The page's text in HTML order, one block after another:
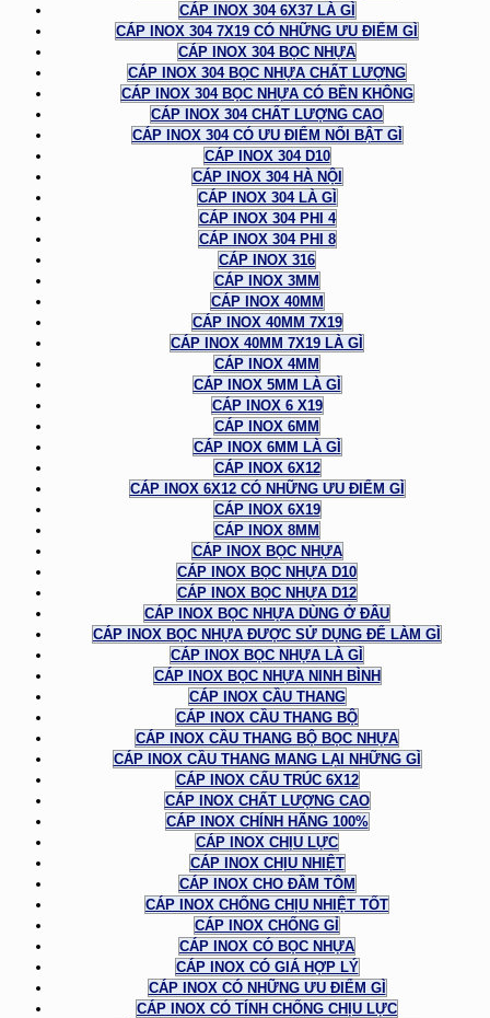
CÁP INOX 304 6X37 LÀ GÌ
CÁP INOX 304 7X19 CÓ NHỮNG ƯU ĐIỂM GÌ
CÁP INOX 304 BỌC NHỰA
CÁP INOX 304 BỌC NHỰA CHẤT LƯỢNG
CÁP INOX 304 BỌC NHỰA CÓ BỀN KHÔNG
CÁP INOX 304 CHẤT LƯỢNG CAO
CÁP INOX 304 CÓ ƯU ĐIỂM NỔI BẬT GÌ
CÁP INOX 304 D10
CÁP INOX 304 HÀ NỘI
CÁP INOX 304 LÀ GÌ
CÁP INOX 304 PHI 4
CÁP INOX 304 PHI 8
CÁP INOX 316
CÁP INOX 3MM
CÁP INOX 40MM
CÁP INOX 40MM 7X19
CÁP INOX 40MM 7X19 LÀ GÌ
CÁP INOX 4MM
CÁP INOX 5MM LÀ GÌ
CÁP INOX 6 X19
CÁP INOX 6MM
CÁP INOX 6MM LÀ GÌ
CÁP INOX 6X12
CÁP INOX 6X12 CÓ NHỮNG ƯU ĐIỂM GÌ
CÁP INOX 6X19
CÁP INOX 8MM
CÁP INOX BỌC NHỰA
CÁP INOX BỌC NHỰA D10
CÁP INOX BỌC NHỰA D12
CÁP INOX BỌC NHỰA DÙNG Ở ĐÂU
CÁP INOX BỌC NHỰA ĐƯỢC SỬ DỤNG ĐỂ LÀM GÌ
CÁP INOX BỌC NHỰA LÀ GÌ
CÁP INOX BỌC NHỰA NINH BÌNH
CÁP INOX CẦU THANG
CÁP INOX CẦU THANG BỘ
CÁP INOX CẦU THANG BỘ BỌC NHỰA
CÁP INOX CẦU THANG MANG LẠI NHỮNG GÌ
CÁP INOX CẤU TRÚC 6X12
CÁP INOX CHẤT LƯỢNG CAO
CÁP INOX CHÍNH HÃNG 100%
CÁP INOX CHỊU LỰC
CÁP INOX CHỊU NHIỆT
CÁP INOX CHO ĐẦM TÔM
CÁP INOX CHỐNG CHỊU NHIỆT TỐT
CÁP INOX CHỐNG GỈ
CÁP INOX CÓ BỌC NHỰA
CÁP INOX CÓ GIÁ HỢP LÝ
CÁP INOX CÓ NHỮNG ƯU ĐIỂM GÌ
CÁP INOX CÓ TÍNH CHỐNG CHỊU LỰC